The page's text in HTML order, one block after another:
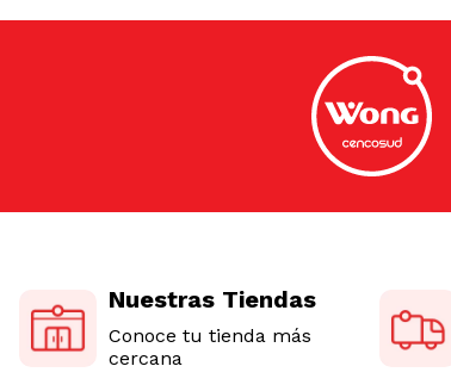
Nuestras Tiendas
Conoce tu tienda más
cercana